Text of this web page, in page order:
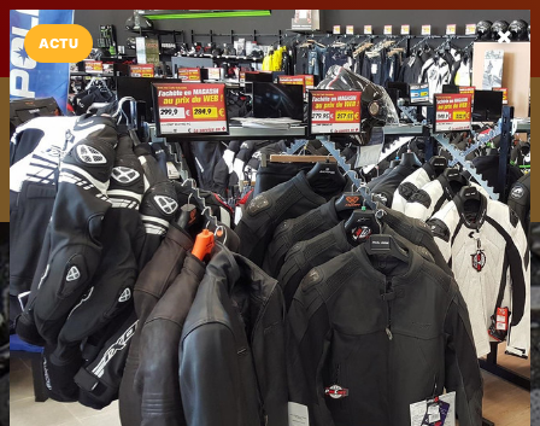
LaCarte LaCarte sur
Play Store
Installez l'App LaCarte
Téléchargez gratuitement l'app LaCarte pour suivre vos
commerces favoris et ne rien rater !
Télécharger Plus tard
ACTU